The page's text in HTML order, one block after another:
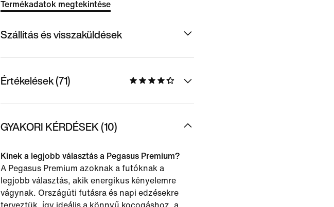
Termékadatok megtekintése
Szállítás és visszaküldések
Értékelések (71)
GYAKORI KÉRDÉSEK (10)
Kinek a legjobb választás a Pegasus Premium?
A Pegasus Premium azoknak a futóknak a
legjobb választás, akik energikus kényelemre
vágynak. Országúti futásra és napi edzésekre
terveztük, így ideális a könnyű kocogáshoz, a